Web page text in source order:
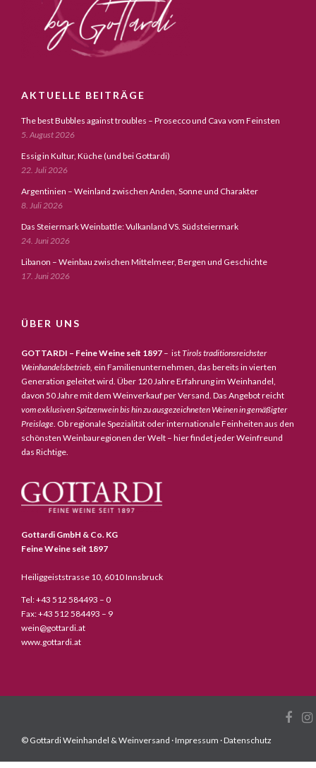
AKTUELLE BEITRÄGE
The best Bubbles against troubles – Prosecco und Cava vom Feinsten
5. August 2026
Essig in Kultur, Küche (und bei Gottardi)
22. Juli 2026
Argentinien – Weinland zwischen Anden, Sonne und Charakter
8. Juli 2026
Das Steiermark Weinbattle: Vulkanland VS. Südsteiermark
24. Juni 2026
Libanon – Weinbau zwischen Mittelmeer, Bergen und Geschichte
17. Juni 2026
ÜBER UNS
GOTTARDI – Feine Weine seit 1897 – istTirols traditionsreichster
Weinhandelsbetrieb, ein Familienunternehmen, das bereits in vierten
Generation geleitet wird. Über 120 Jahre Erfahrung im Weinhandel,
davon 50 Jahre mit dem Weinverkauf per Versand. Das Angebot reicht
vom exklusiven Spitzenwein bis hin zu ausgezeichneten Weinen in gemäßigter
Preislage. Ob regionale Spezialität oder internationale Feinheiten aus den
schönsten Weinbauregionen der Welt – hier findet jeder Weinfreund
das Richtige.
Gottardi GmbH & Co. KG
Feine Weine seit 1897
Heiliggeiststrasse 10, 6010 Innsbruck
Tel: +43 512 584493 – 0
Fax: +43 512 584493 – 9
wein@gottardi.at
www.gottardi.at
© Gottardi Weinhandel & Weinversand ·Impressum ·Datenschutz